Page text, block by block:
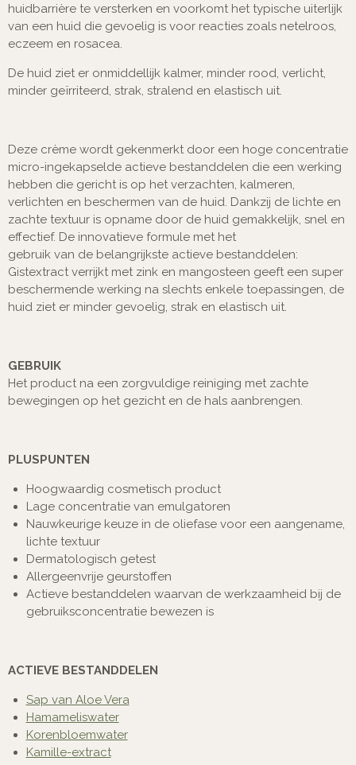
huidbarrière te versterken en voorkomt het typische uiterlijk
van een huid die gevoelig is voor reacties zoals netelroos,
eczeem en rosacea.
De huid ziet er onmiddellijk kalmer, minder rood, verlicht,
minder geïrriteerd, strak, stralend en elastisch uit.
Deze crème wordt gekenmerkt door een hoge concentratie
micro-ingekapselde actieve bestanddelen die een werking
hebben die gericht is op het verzachten, kalmeren,
verlichten en beschermen van de huid. Dankzij de lichte en
zachte textuur is opname door de huid gemakkelijk, snel en
effectief. De innovatieve formule met het
gebruik van de belangrijkste actieve bestanddelen:
Gistextract verrijkt met zink en mangosteen geeft een super
beschermende werking na slechts enkele toepassingen, de
huid ziet er minder gevoelig, strak en elastisch uit.
GEBRUIK
Het product na een zorgvuldige reiniging met zachte
bewegingen op het gezicht en de hals aanbrengen.
PLUSPUNTEN
Hoogwaardig cosmetisch product
Lage concentratie van emulgatoren
Nauwkeurige keuze in de oliefase voor een aangename,
lichte textuur
Dermatologisch getest
Allergeenvrije geurstoffen
Actieve bestanddelen waarvan de werkzaamheid bij de
gebruiksconcentratie bewezen is
ACTIEVE BESTANDDELEN
Sap van Aloe Vera
Hamameliswater
Korenbloemwater
Kamille-extract